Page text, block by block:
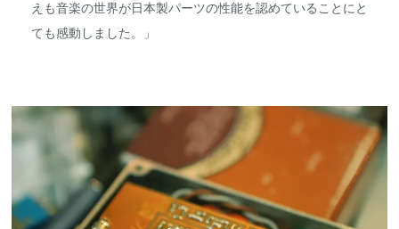
えも音楽の世界が日本製パーツの性能を認めていることにと
ても感動しました。」